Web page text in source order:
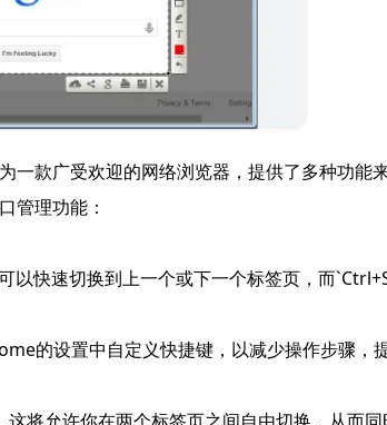
款广受欢迎的网络浏览器，提供了多种功能
管理功能：
快速切换到上一个或下一个标签页，而
的设置中自定义快捷键，以减少操作步骤，提